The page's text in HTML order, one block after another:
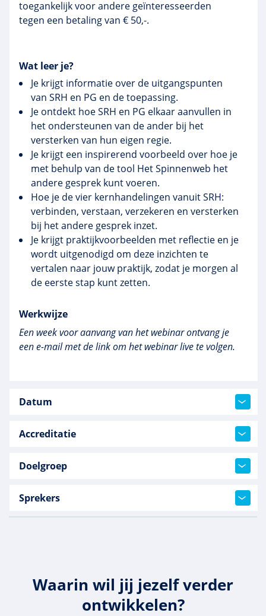
toegankelijk voor andere geïnteresseerden
tegen een betaling van € 50,-.
Wat leer je?
Je krijgt informatie over de uitgangspunten
van SRH en PG en de toepassing.
Je ontdekt hoe SRH en PG elkaar aanvullen in
het ondersteunen van de ander bij het
versterken van hun eigen regie.
Je krijgt een inspirerend voorbeeld over hoe je
met behulp van de tool Het Spinnenweb het
andere gesprek kunt voeren.
Hoe je de vier kernhandelingen vanuit SRH:
verbinden, verstaan, verzekeren en versterken
bij het andere gesprek inzet.
Je krijgt praktijkvoorbeelden met reflectie en je
wordt uitgenodigd om deze inzichten te
vertalen naar jouw praktijk, zodat je morgen al
de eerste stap kunt zetten.
Werkwijze
Een week voor aanvang van het webinar ontvang je
een e-mail met de link om het webinar live te volgen.
Datum
Accreditatie
Doelgroep
Sprekers
Waarin wil jij jezelf verder
ontwikkelen?